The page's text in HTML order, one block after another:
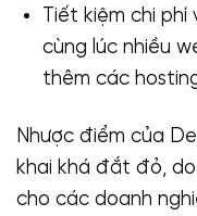
Tiết kiệm chi phí
cùng lúc nhiều
thêm các
Nhược điểm của
khai khá đắt đỏ,
cho các doanh